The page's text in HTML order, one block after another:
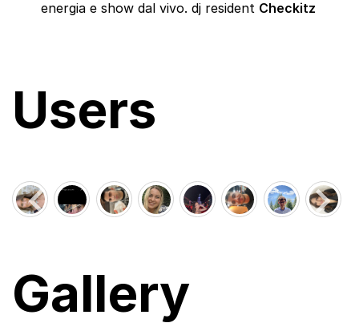
energia e show dal vivo. dj resident Checkitz
Users
Gallery